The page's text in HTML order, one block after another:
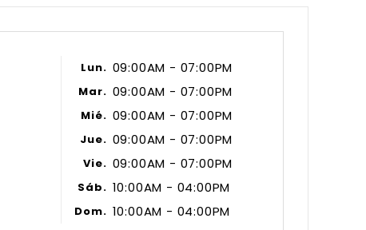
Lun. 09:00AM - 07:00PM
Mar. 09:00AM - 07:00PM
Mié. 09:00AM - 07:00PM
Jue. 09:00AM - 07:00PM
Vie. 09:00AM - 07:00PM
Sáb. 10:00AM - 04:00PM
Dom. 10:00AM - 04:00PM